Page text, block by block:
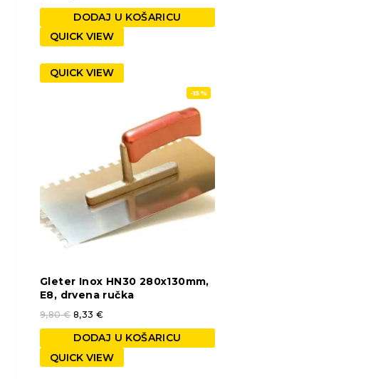
DODAJ U KOŠARICU
QUICK VIEW
QUICK VIEW
-15%
Gleter Inox HN30 280x130mm,
E8, drvena ručka
9,80€ 8,33 €
DODAJ U KOŠARICU
QUICK VIEW